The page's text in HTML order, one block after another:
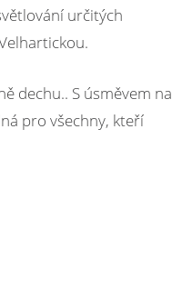
určitých
dechu.. S úsměvem na
pro všechny, kteří